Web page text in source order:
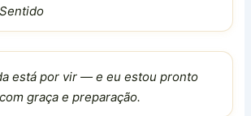
está por vir — e eu estou pronto
graça e preparação.